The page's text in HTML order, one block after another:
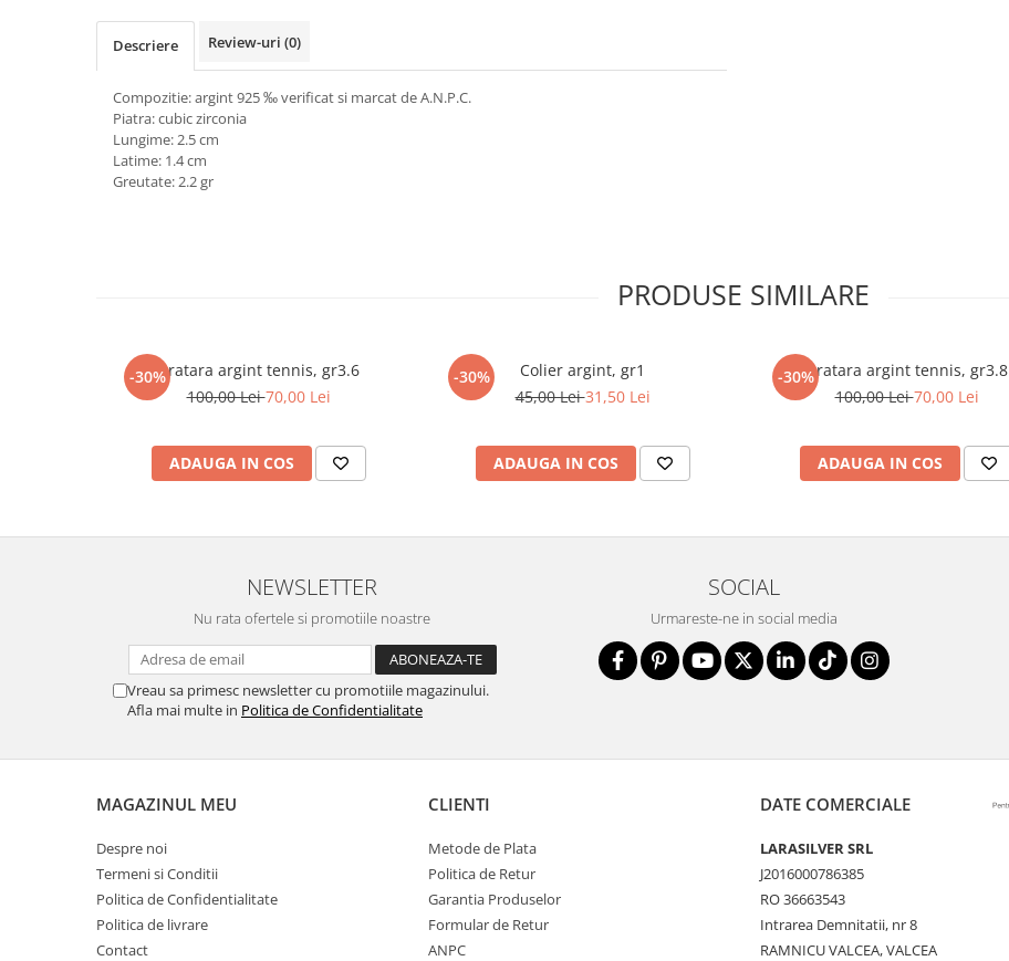
marimea 65
SETURI ARGINT
marime reglabila
Descriere Review-uri (0)
Compozitie: argint 925 ‰ verificat si marcat de A.N.P.C.
Piatra: cubic zirconia
Lungime: 2.5 cm
Latime: 1.4 cm
Greutate: 2.2 gr
PRODUSE SIMILARE
-30%Bratara argint tennis, gr3.6
100,00 Lei70,00 Lei
ADAUGA IN COS
-30%
Colier argint, gr1
45,00 Lei31,50 Lei
ADAUGA IN COS
-30%Bratara argint tennis, gr3.8
100,00 Lei70,00 Lei
ADAUGA IN COS
NEWSLETTER
Nu rata ofertele si promotiile noastre
Vreau sa primesc newsletter cu promotiile magazinului.
Afla mai multe in Politica de Confidentialitate
SOCIAL
Urmareste-ne in social media
MAGAZINUL MEU
Despre noi
Termeni si Conditii
Politica de Confidentialitate
Politica de livrare
Contact
CLIENTI
Metode de Plata
Politica de Retur
Garantia Produselor
Formular de Retur
ANPC
DATE COMERCIALE
LARASILVER SRL
J2016000786385
RO 36663543
Intrarea Demnitatii, nr 8
RAMNICU VALCEA, VALCEA